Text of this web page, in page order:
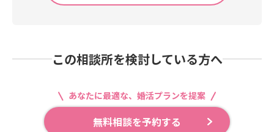
この相談所を検討している方へ
あなたに最適な、婚活プランを提案
無料相談を予約する